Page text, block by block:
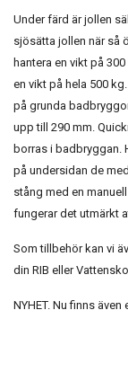
Under färd är jollen
sjösätta jollen när så
hantera en vikt på
en vikt på hela 500
på grunda
upp till 290 mm.
borras i badbryggan.
på undersidan de
stång med en
fungerar det utmärkt
Som tillbehör kan vi
din RIB eller
NYHET. Nu finns